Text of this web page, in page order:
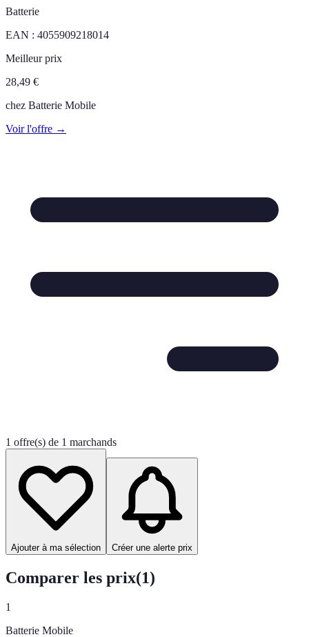
Batterie
EAN : 4055909218014
Meilleur prix
28,49 €
chez Batterie Mobile
Voir l'offre →
1 offre(s) de 1 marchands
Ajouter à ma sélection Créer une alerte prix
Comparer les prix(1)
1
Batterie Mobile